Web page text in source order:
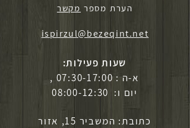
הערת מספר מקשר
ispirzul@bezeqint.net
שעות פעילות:
א-ה : 07:30-17:00 ,
יום ו: 08:00-12:30
כתובת: המשביר 15, אזור